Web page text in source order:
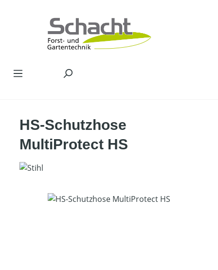
HS-Schutzhose
MultiProtect HS
Bildergalerie überspringen